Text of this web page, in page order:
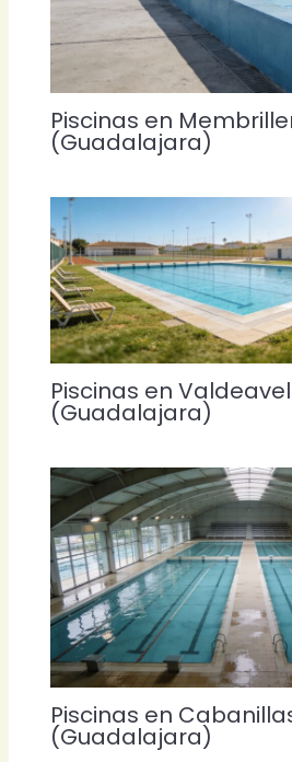
Piscinas en
(Guadalajara)
Piscinas en
(Guadalajara)
Piscinas en
(Guadalajara)